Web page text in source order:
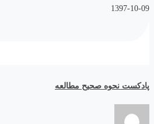
1397-10-09
پادکست نحوه صحیح مطالعه